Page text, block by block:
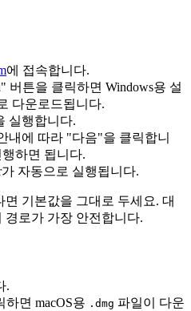
에 접속합니다.
버튼을 클릭하면 Windows용 설
다운로드됩니다.
실행합니다.
내에 따라 "다음"을 클릭합니
하면 됩니다.
자동으로 실행됩니다.
기본값을 그대로 두세요. 대
경로가 가장 안전합니다.
.
면 macOS용 .dmg 파일이 다운